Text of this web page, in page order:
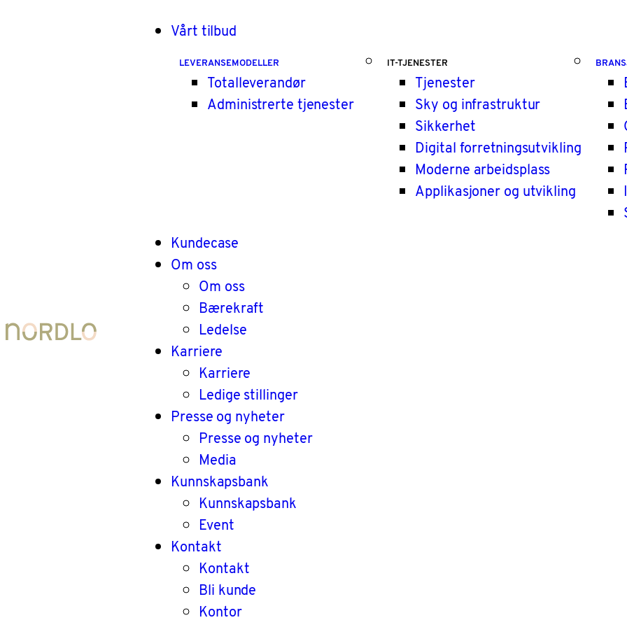
Vårt tilbud
LEVERANSEMODELLER
Totalleverandør
Administrerte tjenester
IT-TJENESTER
Tjenester
Sky og infrastruktur
Sikkerhet
Digital forretningsutvikling
Moderne arbeidsplass
Applikasjoner og utvikling
Kundecase
Om oss
Om oss
Bærekraft
Ledelse
Karriere
Karriere
Ledige stillinger
Presse og nyheter
Presse og nyheter
Media
Kunnskapsbank
Kunnskapsbank
Event
Kontakt
Kontakt
Bli kunde
Kontor